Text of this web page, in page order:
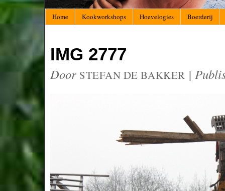
Home Kookworkshops Hoevelogies Boerderij
IMG 2777
Door STEFAN DE BAKKER |